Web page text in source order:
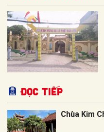
Đọc tiếp
Chùa Kim